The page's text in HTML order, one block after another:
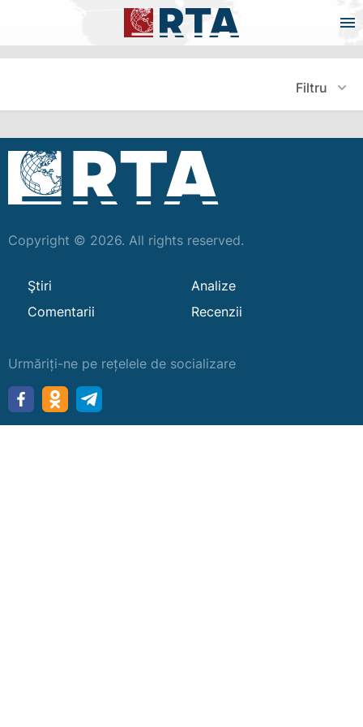
Filtru
Copyright © 2026. All rights reserved.
Ştiri
Analize
Comentarii
Recenzii
Urmăriți-ne pe rețelele de socializare